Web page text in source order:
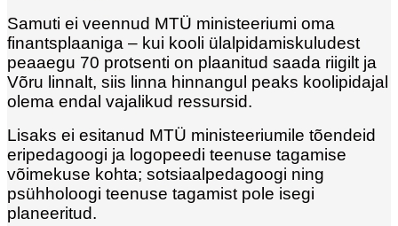
Samuti ei veennud MTÜ ministeeriumi oma
finantsplaaniga – kui kooli ülalpidamiskuludest
peaaegu 70 protsenti on plaanitud saada riigilt ja
Võru linnalt, siis linna hinnangul peaks koolipidajal
olema endal vajalikud ressursid.
Lisaks ei esitanud MTÜ ministeeriumile tõendeid
eripedagoogi ja logopeedi teenuse tagamise
võimekuse kohta; sotsiaalpedagoogi ning
psühholoogi teenuse tagamist pole isegi
planeeritud.